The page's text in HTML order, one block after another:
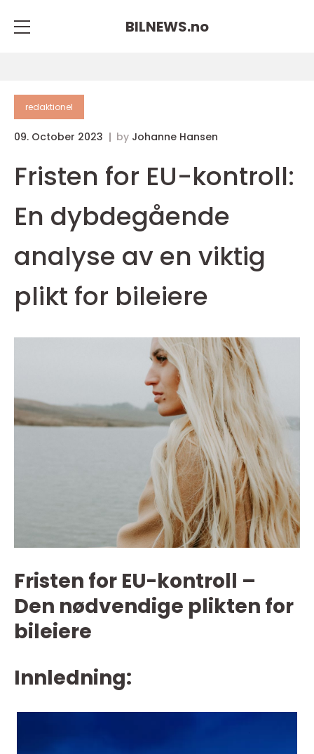
BILNEWS.no
redaktionel
09. October 2023 by Johanne Hansen
Fristen for EU-kontroll:
En dybdegående
analyse av en viktig
plikt for bileiere
Fristen for EU-kontroll –
Den nødvendige plikten for
bileiere
Innledning: